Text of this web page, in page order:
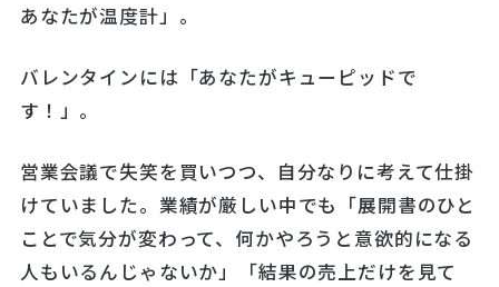
あなたが温度計」。
バレンタインには「あなたがキューピッドで
す！」。
営業会議で失笑を買いつつ、自分なりに考えて仕掛
けていました。業績が厳しい中でも「展開書のひと
ことで気分が変わって、何かやろうと意欲的になる
人もいるんじゃないか」「結果の売上だけを見て